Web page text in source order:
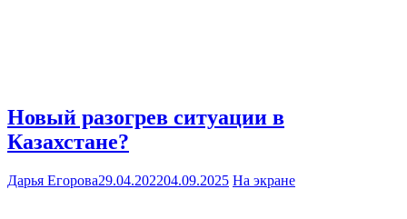
Новый разогрев ситуации в
Казахстане?
Дарья Егорова29.04.202204.09.2025 На экране